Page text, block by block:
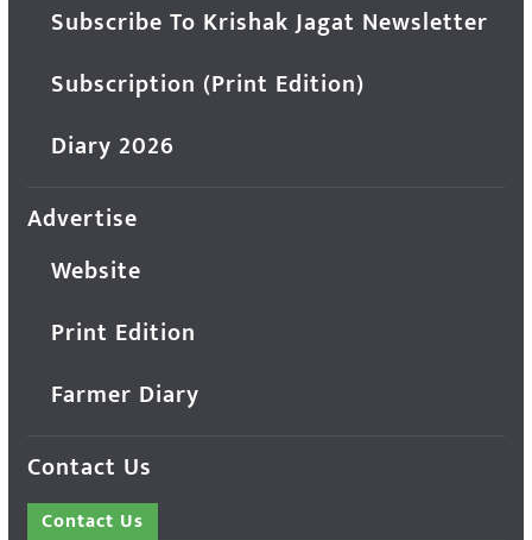
Subscribe To Krishak Jagat Newsletter
Subscription (Print Edition)
Diary 2026
Advertise
Website
Print Edition
Farmer Diary
Contact Us
Contact Us